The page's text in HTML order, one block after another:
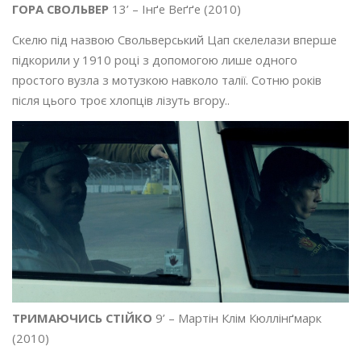
ГОРА СВОЛЬВЕР 13’ – Інґе Веґґе (2010)
Скелю під назвою Свольверський Цап скелелази вперше
підкорили у 1910 році з допомогою лише одного
простого вузла з мотузкою навколо талії. Сотню років
після цього троє хлопців лізуть вгору..
ТРИМАЮЧИСЬ СТІЙКО 9’ – Мартін Клім Кюллінґмарк
(2010)